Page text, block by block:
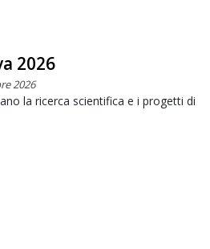
2026
2026
la ricerca scientifica e i progetti di